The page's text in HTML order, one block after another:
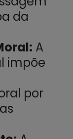
da
A
impõe
por